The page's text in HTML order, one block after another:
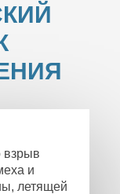
взрыв
и
летящей